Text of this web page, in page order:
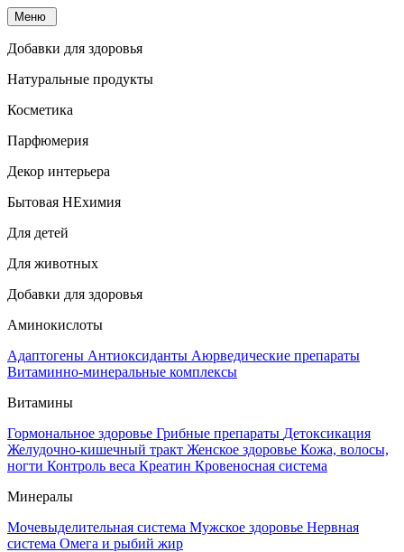
Меню
Добавки для здоровья
Натуральные продукты
Косметика
Парфюмерия
Декор интерьера
Бытовая НЕхимия
Для детей
Для животных
Добавки для здоровья
Аминокислоты
Адаптогены Антиоксиданты Аюрведические препараты
Витаминно-минеральные комплексы
Витамины
Гормональное здоровье Грибные препараты Детоксикация
Желудочно-кишечный тракт Женское здоровье Кожа, волосы,
ногти Контроль веса Креатин Кровеносная система
Минералы
Мочевыделительная система Мужское здоровье Нервная
система Омега и рыбий жир